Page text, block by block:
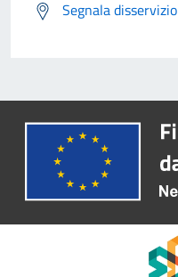
Segnala disservizio